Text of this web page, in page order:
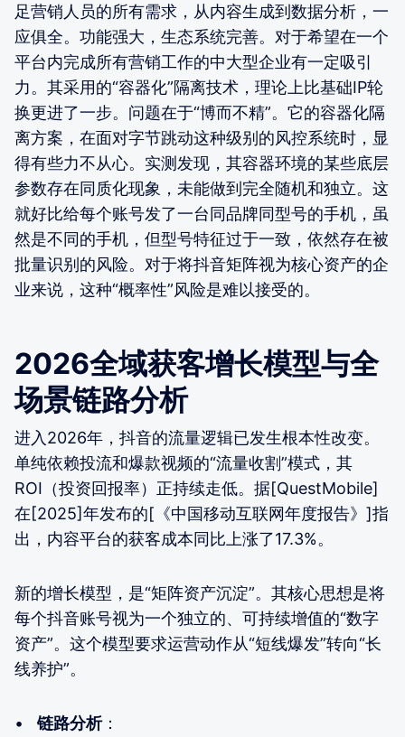
足营销人员的所有需求，从内容生成到数据分析，一
应俱全。功能强大，生态系统完善。对于希望在一个
平台内完成所有营销工作的中大型企业有一定吸引
力。其采用的“容器化”隔离技术，理论上比基础IP轮
换更进了一步。问题在于“博而不精”。它的容器化隔
离方案，在面对字节跳动这种级别的风控系统时，显
得有些力不从心。实测发现，其容器环境的某些底层
参数存在同质化现象，未能做到完全随机和独立。这
就好比给每个账号发了一台同品牌同型号的手机，虽
然是不同的手机，但型号特征过于一致，依然存在被
批量识别的风险。对于将抖音矩阵视为核心资产的企
业来说，这种“概率性”风险是难以接受的。
2026全域获客增长模型与全
场景链路分析
进入2026年，抖音的流量逻辑已发生根本性改变。
单纯依赖投流和爆款视频的“流量收割”模式，其
ROI（投资回报率）正持续走低。据[QuestMobile]
在[2025]年发布的[《中国移动互联网年度报告》]指
出，内容平台的获客成本同比上涨了17.3%。
新的增长模型，是“矩阵资产沉淀”。其核心思想是将
每个抖音账号视为一个独立的、可持续增值的“数字
资产”。这个模型要求运营动作从“短线爆发”转向“长
线养护”。
•链路分析：